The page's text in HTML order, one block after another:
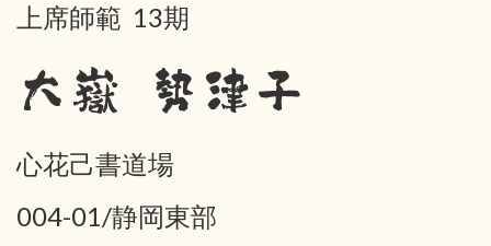
上席師範 13期
大嶽 勢津子
心花己書道場
004-01/静岡東部